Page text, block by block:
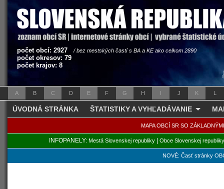
počet obcí: 2927 / bez mestských častí s BA a KE ako celkom 2890
počet okresov: 79
počet krajov: 8
A B C D E F G H I J K L
ÚVODNÁ STRÁNKA ŠTATISTIKY A VYHĽADÁVANIE
MAPA OBCÍ SR SO
INFOPANELY: Mestá Slovenskej republiky| Obce Slovenskej republiky
NOVÉ: Časť stránky